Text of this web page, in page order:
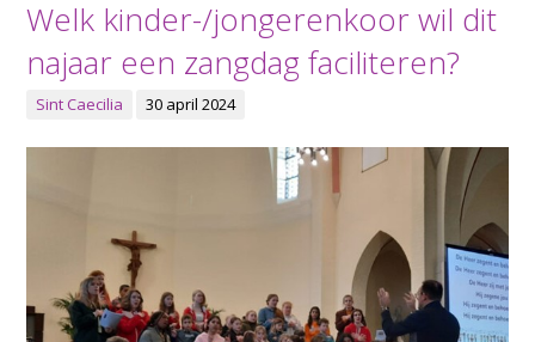
Welk kinder-/jongerenkoor wil dit
najaar een zangdag faciliteren?
Sint Caecilia 30 april 2024